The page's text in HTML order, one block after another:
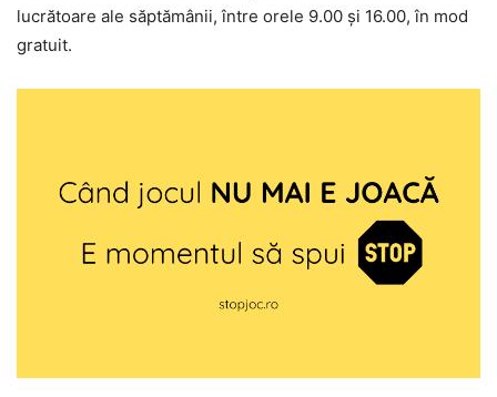
lucrătoare ale săptămânii, între orele 9.00 şi 16.00, în mod
gratuit.